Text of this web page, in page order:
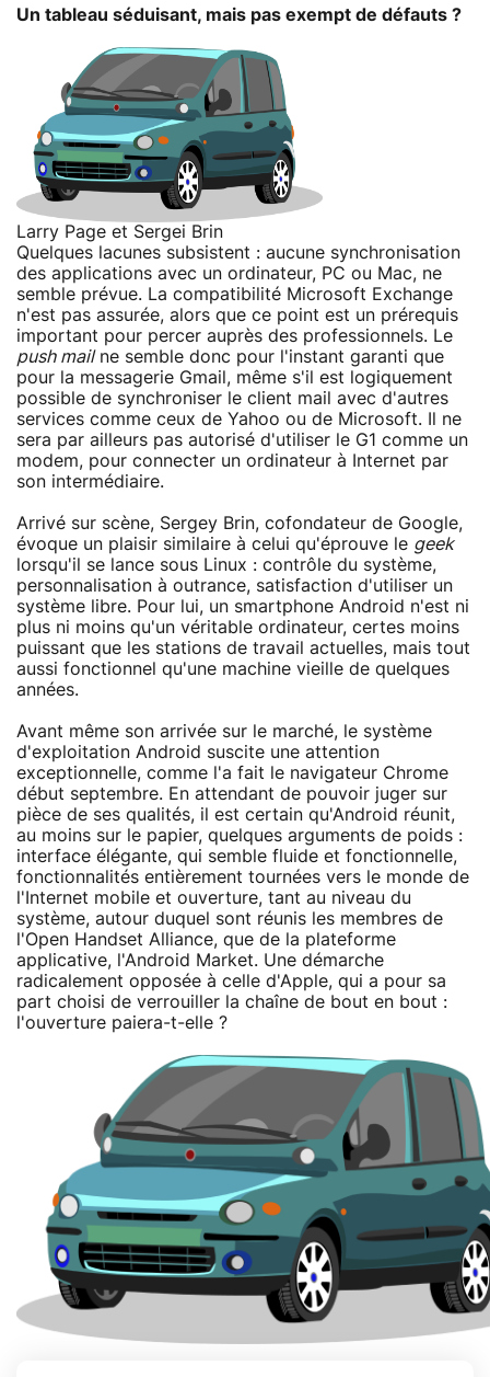
Un tableau séduisant, mais pas exempt de défauts ?
Larry Page et Sergei Brin
Quelques lacunes subsistent : aucune synchronisation
des applications avec un ordinateur, PC ou Mac, ne
semble prévue. La compatibilité Microsoft Exchange
n'est pas assurée, alors que ce point est un prérequis
important pour percer auprès des professionnels. Le
push mailne semble donc pour l'instant garanti que
pour la messagerie Gmail, même s'il est logiquement
possible de synchroniser le client mail avec d'autres
services comme ceux de Yahoo ou de Microsoft. Il ne
sera par ailleurs pas autorisé d'utiliser le G1 comme un
modem, pour connecter un ordinateur à Internet par
son intermédiaire.
Arrivé sur scène, Sergey Brin, cofondateur de Google,
évoque un plaisir similaire à celui qu'éprouve le geek
lorsqu'il se lance sous Linux : contrôle du système,
personnalisation à outrance, satisfaction d'utiliser un
système libre. Pour lui, un smartphone Android n'est ni
plus ni moins qu'un véritable ordinateur, certes moins
puissant que les stations de travail actuelles, mais tout
aussi fonctionnel qu'une machine vieille de quelques
années.
Avant même son arrivée sur le marché, le système
d'exploitation Android suscite une attention
exceptionnelle, comme l'a fait le navigateur Chrome
début septembre. En attendant de pouvoir juger sur
pièce de ses qualités, il est certain qu'Android réunit,
au moins sur le papier, quelques arguments de poids :
interface élégante, qui semble fluide et fonctionnelle,
fonctionnalités entièrement tournées vers le monde de
l'Internet mobile et ouverture, tant au niveau du
système, autour duquel sont réunis les membres de
l'Open Handset Alliance, que de la plateforme
applicative, l'Android Market. Une démarche
radicalement opposée à celle d'Apple, qui a pour sa
part choisi de verrouiller la chaîne de bout en bout :
l'ouverture paiera-t-elle ?